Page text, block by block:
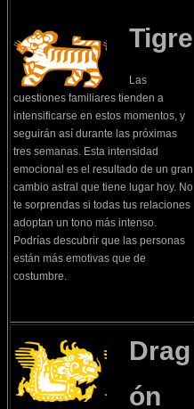
Tigre
Las
cuestiones familiares tienden a
intensificarse en estos momentos, y
seguirán así durante las próximas
tres semanas. Esta intensidad
emocional es el resultado de un gran
cambio astral que tiene lugar hoy. No
te sorprendas si todas tus relaciones
adoptan un tono más intenso.
Podrías descubrir que las personas
están más emotivas que de
costumbre.
Drag
ón